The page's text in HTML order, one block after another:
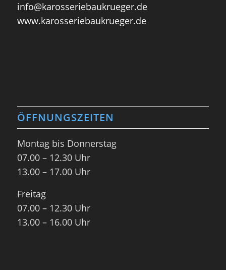
info@karosseriebaukrueger.de
www.karosseriebaukrueger.de
ÖFFNUNGSZEITEN
Montag bis Donnerstag
07.00 – 12.30 Uhr
13.00 – 17.00 Uhr
Freitag
07.00 – 12.30 Uhr
13.00 – 16.00 Uhr